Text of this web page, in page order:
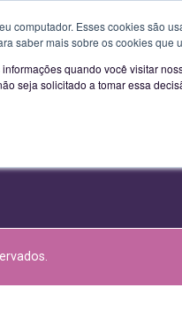
computador. Esses cookies são
saber mais sobre os cookies que
quando você visitar
seja solicitado a tomar essa
SUBSCREVA A